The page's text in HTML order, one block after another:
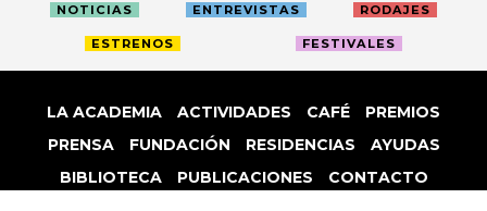
NOTICIAS ENTREVISTAS RODAJES
ESTRENOS FESTIVALES
LA ACADEMIA ACTIVIDADES CAFÉ
PREMIOS
PRENSA
FUNDACIÓN RESIDENCIAS
AYUDAS
BIBLIOTECA
PUBLICACIONES
CONTACTO